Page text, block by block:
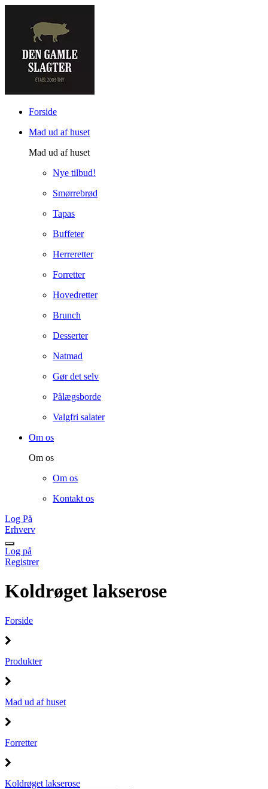
Forside
Mad ud af huset
Mad ud af huset
Nye tilbud!
Smørrebrød
Tapas
Buffeter
Herreretter
Forretter
Hovedretter
Brunch
Desserter
Natmad
Gør det selv
Pålægsborde
Valgfri salater
Om os
Om os
Om os
Kontakt os
Log På
Erhverv
Log på
Registrer
Koldrøget lakserose
Forside
Produkter
Mad ud af huset
Forretter
Koldrøget lakserose